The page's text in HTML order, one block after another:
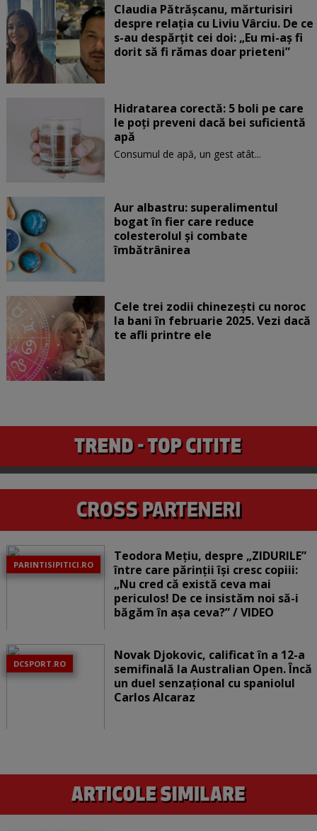
Claudia Pătrășcanu, mărturisiri
despre relația cu Liviu Vârciu. De ce
s-au despărțit cei doi: „Eu mi-aș fi
dorit să fi rămas doar prieteni”
Hidratarea corectă: 5 boli pe care
le poți preveni dacă bei suficientă
apă
Consumul de apă, un gest atât...
Aur albastru: superalimentul
bogat în fier care reduce
colesterolul și combate
îmbătrânirea
Cele trei zodii chinezești cu noroc
la bani în februarie 2025. Vezi dacă
te afli printre ele
PARINTISIPITICI.RO
Teodora Mețiu, despre „ZIDURILE”
între care părinții își cresc copiii:
„Nu cred că există ceva mai
periculos! De ce insistăm noi să-i
băgăm în așa ceva?” / VIDEO
DCSPORT.RO
Novak Djokovic, calificat în a 12-a
semifinală la Australian Open. Încă
un duel senzațional cu spaniolul
Carlos Alcaraz